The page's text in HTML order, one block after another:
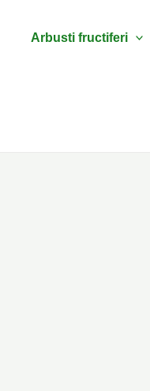
Arbusti fructiferi